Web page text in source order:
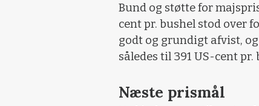
Bund og støtte for
cent pr. bushel stod over
godt og grundigt afvist,
således til 391 US-cent pr.
Næste prismål